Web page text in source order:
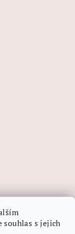
souhlas s jejich